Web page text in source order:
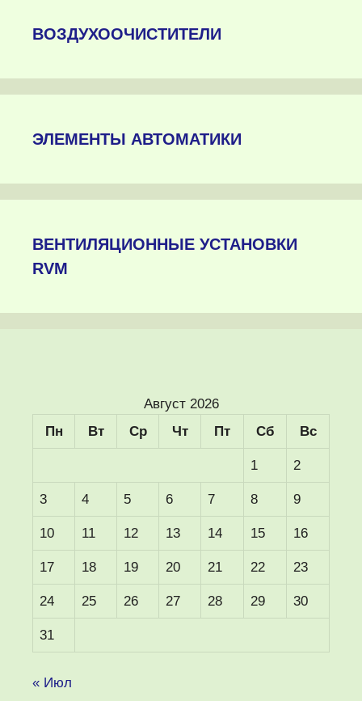
ВОЗДУХООЧИСТИТЕЛИ
ЭЛЕМЕНТЫ АВТОМАТИКИ
ВЕНТИЛЯЦИОННЫЕ УСТАНОВКИ
RVM
Август 2026
Пн
Вт Ср Чт Пт Сб Вс
1 2
3 4 5 6 7 8 9
10 11 12 13 14 15 16
17 18 19 20 21 22 23
24 25 26 27 28 29 30
31
« Июл